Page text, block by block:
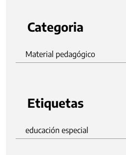
Categoria
Material pedagógico
Etiquetas
educación especial